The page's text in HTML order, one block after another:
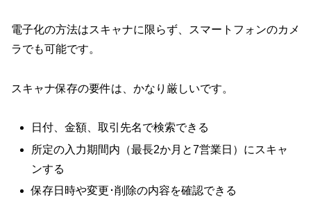
電子化の方法はスキャナに限らず、スマートフォンのカメ
ラでも可能です。
スキャナ保存の要件は、かなり厳しいです。
日付、金額、取引先名で検索できる
所定の入力期間内（最長2か月と7営業日）にスキャ
ンする
保存日時や変更･削除の内容を確認できる